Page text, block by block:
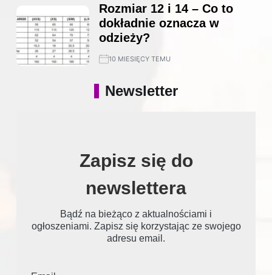
Rozmiar 12 i 14 – Co to
dokładnie oznacza w
odzieży?
10 MIESIĘCY TEMU
Newsletter
Zapisz się do
newslettera
Bądź na bieżąco z aktualnościami i
ogłoszeniami. Zapisz się korzystając ze swojego
adresu email.